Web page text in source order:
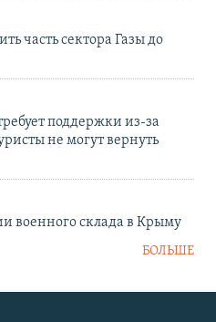
часть сектора Газы до
поддержки из-за
не могут вернуть
военного склада в Крыму
БОЛЬШЕ